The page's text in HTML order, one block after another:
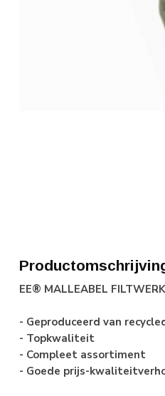
EE® MALLEABEL FILTWERK
- Geproduceerd van
- Topkwaliteit
- Compleet assortiment
- Goede prijs-